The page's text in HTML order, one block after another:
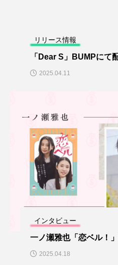
2025.09.05
リリース情報
「恋愛シノプシス」劇場上映・舞
台挨拶レポート
2025.08.18
TAG LIST
DearS secondblue
今恋をしている
リリース情報
「Dear S」BUMPにて
2025.04.11
インタビュー
一ノ瀬雅也「恋ベル！
2025.04.18